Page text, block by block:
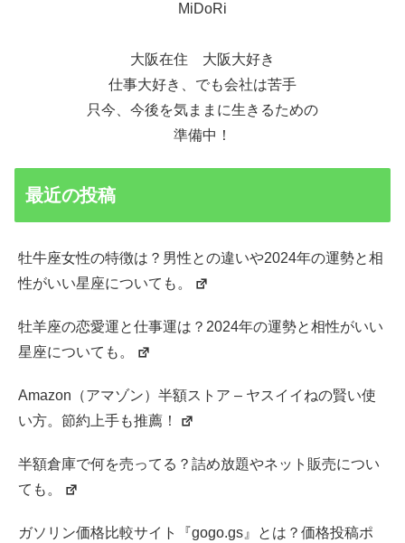
MiDoRi
大阪在住 大阪大好き
仕事大好き、でも会社は苦手
只今、今後を気ままに生きるための
準備中！
最近の投稿
牡牛座女性の特徴は？男性との違いや2024年の運勢と相
性がいい星座についても。
牡羊座の恋愛運と仕事運は？2024年の運勢と相性がいい
星座についても。
Amazon（アマゾン）半額ストア – ヤスイイねの賢い使
い方。節約上手も推薦！
半額倉庫で何を売ってる？詰め放題やネット販売につい
ても。
ガソリン価格比較サイト『gogo.gs』とは？価格投稿ポ